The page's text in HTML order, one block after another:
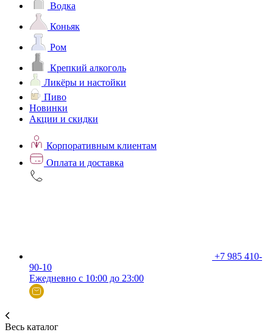
Водка
Коньяк
Ром
Крепкий алкоголь
Ликёры и настойки
Пиво
Новинки
Акции и скидки
Корпоративным клиентам
Оплата и доставка
+7 985 410-
90-10
Ежедневно с 10:00 до 23:00
Весь каталог